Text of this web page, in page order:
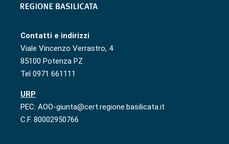
Contatti e indirizzi
Viale Vincenzo Verrastro, 4
85100 Potenza PZ
Tel 0971 661111
URP
PEC: AOO-giunta@cert.regione.basilicata.it
C.F. 80002950766